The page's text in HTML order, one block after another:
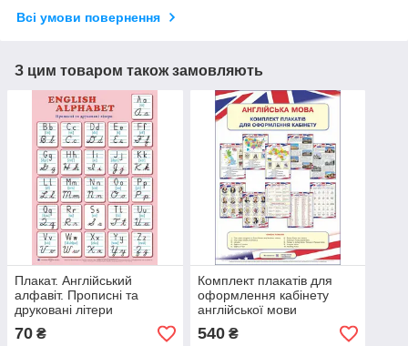
Всі умови повернення
З цим товаром також замовляють
Плакат. Англійський
алфавіт. Прописні та
друковані літери
70 ₴
Комплект плакатів для
оформлення кабінету
англійської мови
540₴